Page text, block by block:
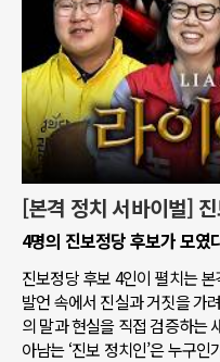
[본격 정치 서바이벌]
4명의 진보정당 후보가 모였
진보정당 후보 4인이 펼치는
발언 속에서 진실과 거짓을 가
의 말과 현실을 직접 검증하는
아남는 ‘진보 정치인’은 누구인